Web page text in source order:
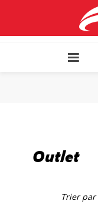
Outlet
Trier par